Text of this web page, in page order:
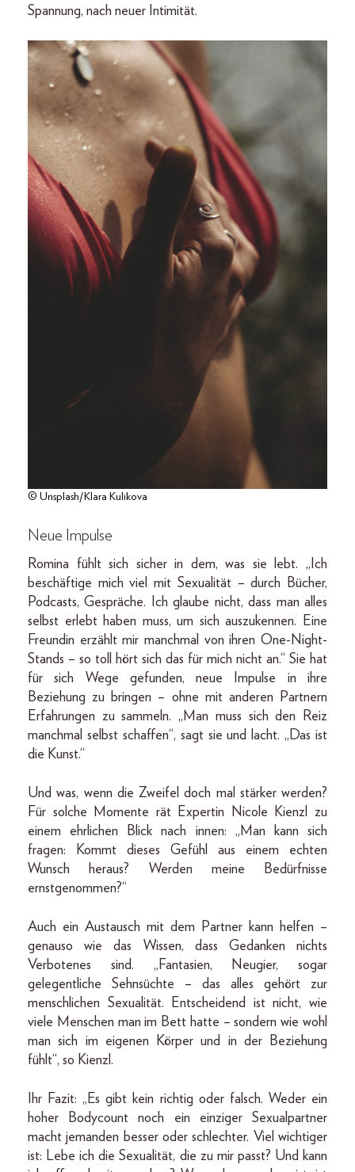
Spannung, nach neuer Intimität.
© Unsplash/Klara Kulikova
Neue Impulse
Romina fühlt sich sicher in dem, was sie lebt. „Ich
beschäftige mich viel mit Sexualität – durch Bücher,
Podcasts, Gespräche. Ich glaube nicht, dass man alles
selbst erlebt haben muss, um sich auszukennen. Eine
Freundin erzählt mir manchmal von ihren One-Night-
Stands – so toll hört sich das für mich nicht an.“ Sie hat
für sich Wege gefunden, neue Impulse in ihre
Beziehung zu bringen – ohne mit anderen Partnern
Erfahrungen zu sammeln. „Man muss sich den Reiz
manchmal selbst schaffen“, sagt sie und lacht. „Das ist
die Kunst.“
Und was, wenn die Zweifel doch mal stärker werden?
Für solche Momente rät Expertin Nicole Kienzl zu
einem ehrlichen Blick nach innen: „Man kann sich
fragen: Kommt dieses Gefühl aus einem echten
Wunsch heraus? Werden meine Bedürfnisse
ernstgenommen?“
Auch ein Austausch mit dem Partner kann helfen –
genauso wie das Wissen, dass Gedanken nichts
Verbotenes sind. „Fantasien, Neugier, sogar
gelegentliche Sehnsüchte – das alles gehört zur
menschlichen Sexualität. Entscheidend ist nicht, wie
viele Menschen man im Bett hatte – sondern wie wohl
man sich im eigenen Körper und in der Beziehung
fühlt“, so Kienzl.
Ihr Fazit: „Es gibt kein richtig oder falsch. Weder ein
hoher Bodycount noch ein einziger Sexualpartner
macht jemanden besser oder schlechter. Viel wichtiger
ist: Lebe ich die Sexualität, die zu mir passt? Und kann